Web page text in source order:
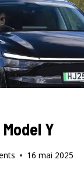
Y
16 mai 2025